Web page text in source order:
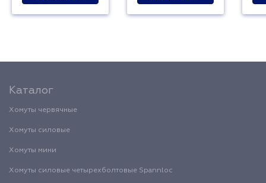
Каталог
Хомуты червячные
Хомуты силовые
Хомуты мини
Хомуты силовые четырехболтовые Spannloc